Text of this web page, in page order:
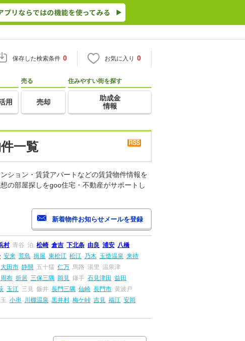
保存した検索条件 0 お気に入り 0
用
売る
売却
住みやすい街を探す
助成金
情報
一覧
ション・賃貸アパートなどの賃貸物件情報を
の部屋探しをgoo住宅・不動産がサポートし
村 青谷 泊 松崎 倉吉 下北条 由良 浦安 八橋
安来 荒島 揖屋 東松江 松江 乃木 玉造温泉 来待
大田市 静間 五十猛 仁万 馬路 湯里 温泉津
周布 折居 三保三隅 岡見 鎌手 石見津田 益田
玉江 三見 飯井 長門三隅 仙崎 長門市 黄波戸
小串 川棚温泉 黒井村 梅ケ峠 吉見 福江 安岡